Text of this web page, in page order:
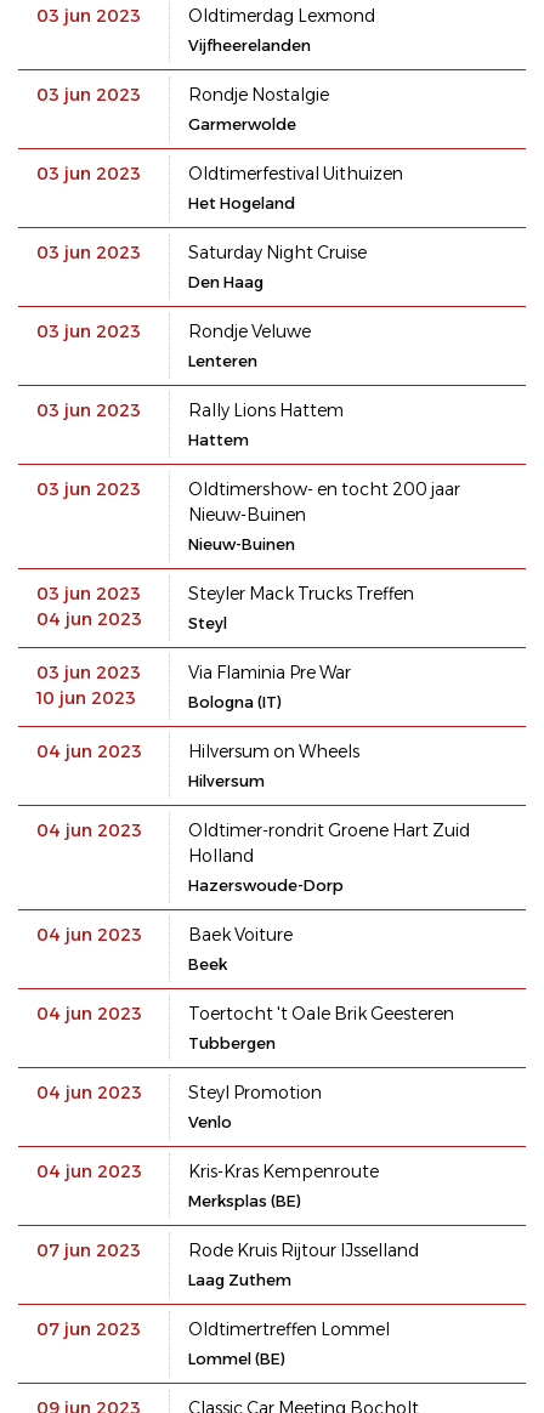
03 jun 2023 Oldtimerdag Lexmond
Vijfheerelanden
03 jun 2023 Rondje Nostalgie
Garmerwolde
03 jun 2023 Oldtimerfestival Uithuizen
Het Hogeland
03 jun 2023 Saturday Night Cruise
Den Haag
03 jun 2023 Rondje Veluwe
Lenteren
03 jun 2023 Rally Lions Hattem
Hattem
03 jun 2023
Oldtimershow- en tocht 200 jaar
Nieuw-Buinen
Nieuw-Buinen
03 jun 2023
04 jun 2023
Steyler Mack Trucks Treffen
Steyl
03 jun 2023
10 jun 2023
Via Flaminia Pre War
Bologna (IT)
04 jun 2023 Hilversum on Wheels
Hilversum
04 jun 2023
Oldtimer-rondrit Groene Hart Zuid
Holland
Hazerswoude-Dorp
04 jun 2023 Baek Voiture
Beek
04 jun 2023 Toertocht 't Oale Brik Geesteren
Tubbergen
04 jun 2023 Steyl Promotion
Venlo
04 jun 2023 Kris-Kras Kempenroute
Merksplas (BE)
07 jun 2023 Rode Kruis Rijtour IJsselland
Laag Zuthem
07 jun 2023 Oldtimertreffen Lommel
Lommel (BE)
09 jun 2023 Classic Car Meeting Bocholt